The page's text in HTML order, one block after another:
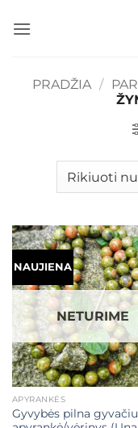
PRADŽIA /
NAUJIENA
NETURIME
APYRANKĖS
Gyvybės pilna